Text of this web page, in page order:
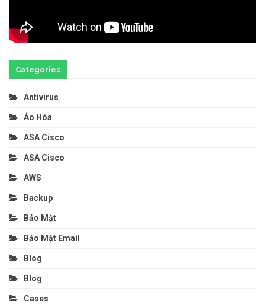
Categories
Antivirus
Ảo Hóa
ASA Cisco
ASA Cisco
AWS
Backup
Bảo Mật
Bảo Mật Email
Blog
Blog
Cases